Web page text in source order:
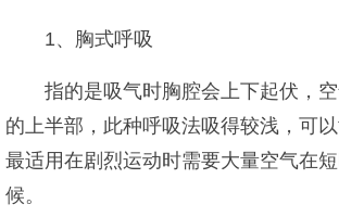
1、胸式呼吸
指的是吸气时胸腔会上下起伏，
的上半部，此种呼吸法吸得较浅，可以
最适用在剧烈运动时需要大量空气在
候。